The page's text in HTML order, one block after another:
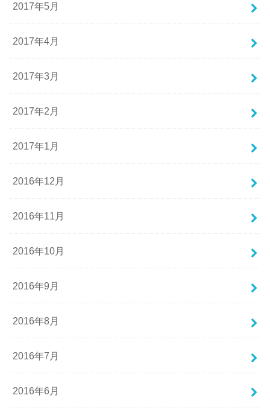
2017年5月
2017年4月
2017年3月
2017年2月
2017年1月
2016年12月
2016年11月
2016年10月
2016年9月
2016年8月
2016年7月
2016年6月